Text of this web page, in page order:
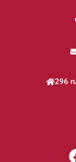
296